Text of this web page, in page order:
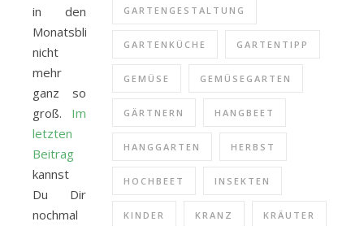
in den
Monatsblicken
nicht
mehr
ganz so
groß. Im
letzten
Beitrag
kannst
Du Dir
nochmal
GARTENGESTALTUNG
GARTENKÜCHE GARTENTIPP
GEMÜSE GEMÜSEGARTEN
GÄRTNERN HANGBEET
HANGGARTEN HERBST
HOCHBEET INSEKTEN
KINDER KRANZ KRÄUTER